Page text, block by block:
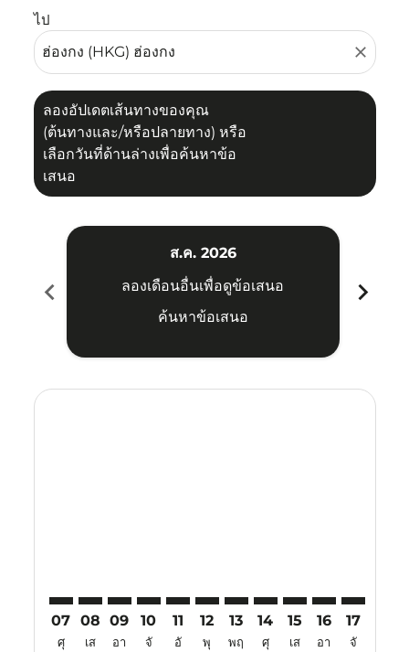
ไป
close
ลองอัปเดตเส้นทางของคุณ
(ต้นทางและ/หรือปลายทาง) หรือ
เลือกวันที่ด้านล่างเพื่อค้นหาข้อ
เสนอ
chevron_left
ส.ค. 2026
ลองเดือนอื่นเพื่อดูข้อเสนอ
ค้นหาข้อเสนอ
chevron_right
07
ศุ
08
เส
09
อา
10
จั
11
อั
12
พุ
13
พฤ
14
ศุ
15
เส
16
อา
17
จั